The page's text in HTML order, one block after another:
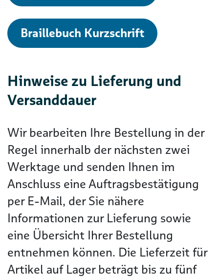
Braillebuch Kurzschrift
Hinweise zu Lieferung und
Versanddauer
Wir bearbeiten Ihre Bestellung in der
Regel innerhalb der nächsten zwei
Werktage und senden Ihnen im
Anschluss eine Auftragsbestätigung
per E-Mail, der Sie nähere
Informationen zur Lieferung sowie
eine Übersicht Ihrer Bestellung
entnehmen können. Die Lieferzeit für
Artikel auf Lager beträgt bis zu fünf